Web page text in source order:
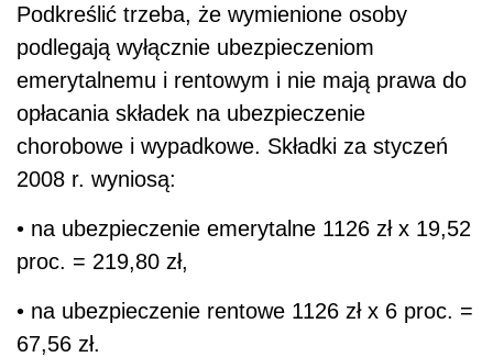
Podkreślić trzeba, że wymienione osoby
podlegają wyłącznie ubezpieczeniom
emerytalnemu i rentowym i nie mają prawa do
opłacania składek na ubezpieczenie
chorobowe i wypadkowe. Składki za styczeń
2008 r. wyniosą:
• na ubezpieczenie emerytalne 1126 zł x 19,52
proc. = 219,80 zł,
• na ubezpieczenie rentowe 1126 zł x 6 proc. =
67,56 zł.